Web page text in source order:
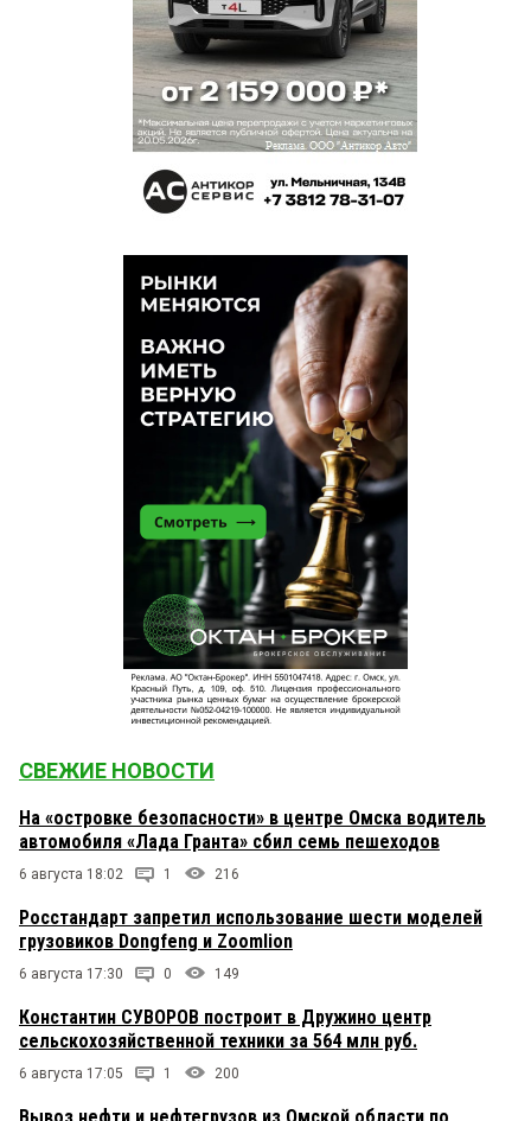
СВЕЖИЕ НОВОСТИ
На «островке безопасности» в центре Омска водитель
автомобиля «Лада Гранта» сбил семь пешеходов
6 августа 18:02 1 216
Росстандарт запретил использование шести моделей
грузовиков Dongfeng и Zoomlion
6 августа 17:30 0 149
Константин СУВОРОВ построит в Дружино центр
сельскохозяйственной техники за 564 млн руб.
6 августа 17:05 1 200